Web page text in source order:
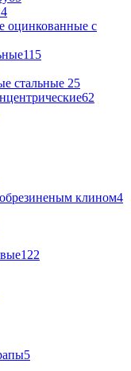
4
оцинкованные с
115
стальные 25
62
клином4
122
5